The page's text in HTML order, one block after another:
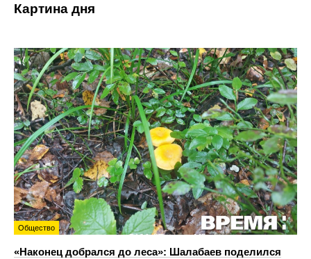
Картина дня
Общество
«Наконец добрался до леса»: Шалабаев поделился